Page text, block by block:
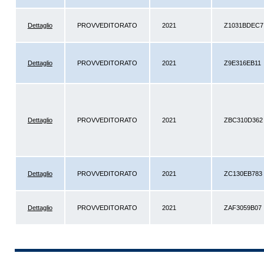
Dettaglio PROVVEDITORATO 2021 Z1031BDEC7
Dettaglio PROVVEDITORATO 2021 Z9E316EB11
Dettaglio PROVVEDITORATO 2021 ZBC310D362
Dettaglio PROVVEDITORATO 2021 ZC130EB783
Dettaglio PROVVEDITORATO 2021 ZAF3059B07